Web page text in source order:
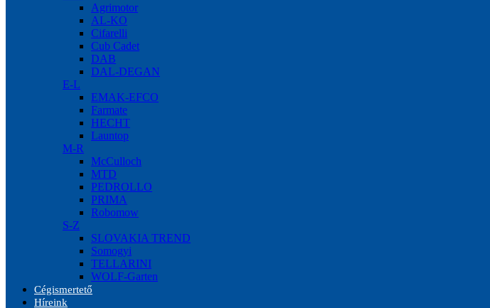
Agrimotor
AL-KO
Cifarelli
Cub Cadet
DAB
DAL-DEGAN
E-L
EMAK-EFCO
Farmate
HECHT
Launtop
M-R
McCulloch
MTD
PEDROLLO
PRIMA
Robomow
S-Z
SLOVAKIA TREND
Somogyi
TELLARINI
WOLF-Garten
Cégismertető
Híreink